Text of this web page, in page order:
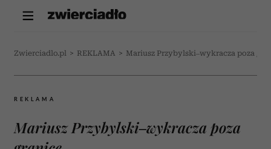
Zwierciadlo.pl > REKLAMA > Mariusz Przybylski–wykracza poza
REKLAMA
Mariusz Przybylski–wykracza poza